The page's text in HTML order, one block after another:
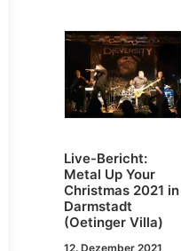
Live-Bericht:
Metal Up Your
Christmas 2021 in
Darmstadt
(Oetinger Villa)
12. Dezember 2021